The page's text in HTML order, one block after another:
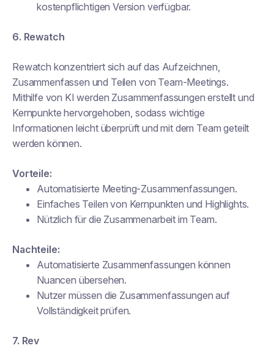
kostenpflichtigen Version verfügbar.
6. Rewatch
Rewatch konzentriert sich auf das Aufzeichnen,
Zusammenfassen und Teilen von Team-Meetings.
Mithilfe von KI werden Zusammenfassungen erstellt und
Kernpunkte hervorgehoben, sodass wichtige
Informationen leicht überprüft und mit dem Team geteilt
werden können.
Vorteile:
Automatisierte Meeting-Zusammenfassungen.
Einfaches Teilen von Kernpunkten und Highlights.
Nützlich für die Zusammenarbeit im Team.
Nachteile:
Automatisierte Zusammenfassungen können
Nuancen übersehen.
Nutzer müssen die Zusammenfassungen auf
Vollständigkeit prüfen.
7. Rev